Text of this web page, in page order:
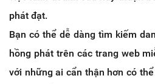
phát đạt.
Bạn có thể dễ dàng tìm kiếm
hồng phát trên các trang web
với những ai cẩn thận hơn có